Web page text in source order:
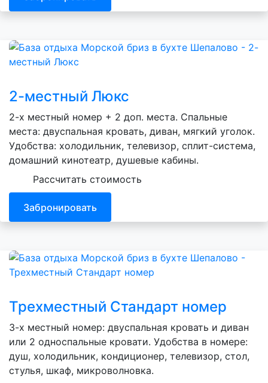
2-местный Люкс
2-х местный номер + 2 доп. места. Спальные
места: двуспальная кровать, диван, мягкий уголок.
Удобства: холодильник, телевизор, сплит-система,
домашний кинотеатр, душевые кабины.
Рассчитать стоимость
Забронировать
Трехместный Стандарт номер
3-х местный номер: двуспальная кровать и диван
или 2 односпальные кровати. Удобства в номере:
душ, холодильник, кондиционер, телевизор, стол,
стулья, шкаф, микроволновка.